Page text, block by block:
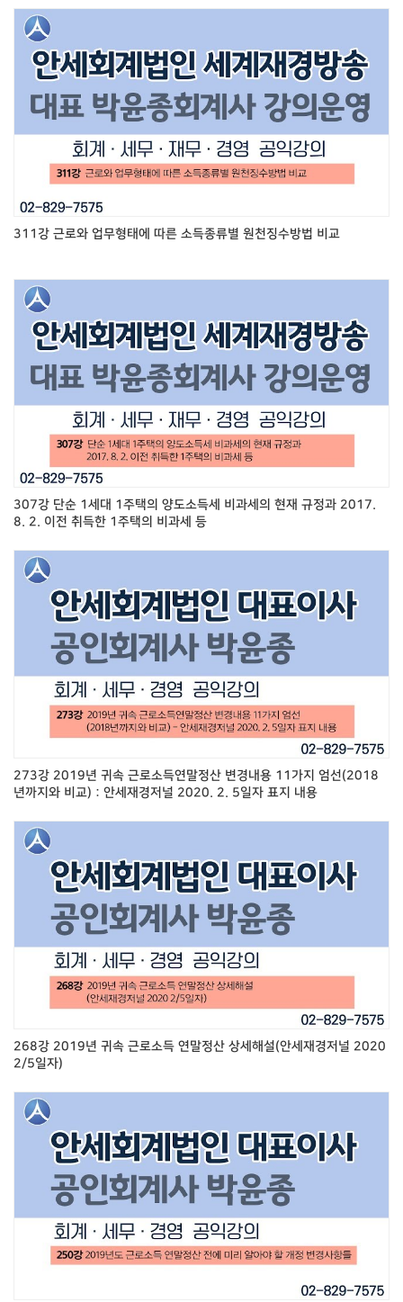
311강 근로와 업무형태에 따른 소득종류별 원천징수방법 비교
307강 단순 1세대 1주택의 양도소득세 비과세의 현재 규정과 2017.
8. 2. 이전 취득한 1주택의 비과세 등
273강 2019년 귀속 근로소득연말정산 변경내용 11가지 엄선(2018
년까지와 비교) : 안세재경저널 2020. 2. 5일자 표지 내용
268강 2019년 귀속 근로소득 연말정산 상세해설(안세재경저널 2020
2/5일자)